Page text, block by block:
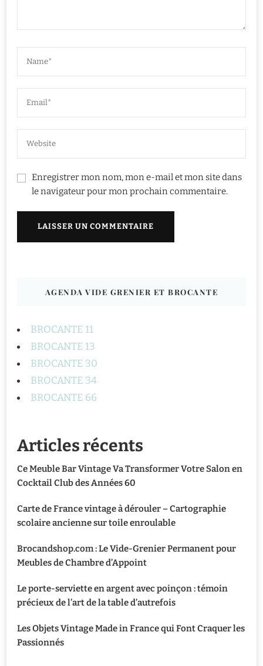
Enregistrer mon nom, mon e-mail et mon site dans
le navigateur pour mon prochain commentaire.
AGENDA VIDE GRENIER ET BROCANTE
BROCANTE 11
BROCANTE 13
BROCANTE 30
BROCANTE 34
BROCANTE 66
Articles récents
Ce Meuble Bar Vintage Va Transformer Votre Salon en
Cocktail Club des Années 60
Carte de France vintage à dérouler – Cartographie
scolaire ancienne sur toile enroulable
Brocandshop.com : Le Vide-Grenier Permanent pour
Meubles de Chambre d’Appoint
Le porte-serviette en argent avec poinçon : témoin
précieux de l’art de la table d’autrefois
Les Objets Vintage Made in France qui Font Craquer les
Passionnés